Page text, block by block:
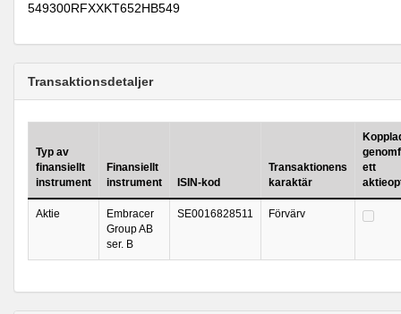
549300RFXXKT652HB549
Transaktionsdetaljer
Typ av
finansiellt
instrument
Finansiellt
instrument
ISIN-kod
Transaktionens
karaktär
ett
Aktie
Embracer
Group AB
ser. B
SE0016828511 Förvärv